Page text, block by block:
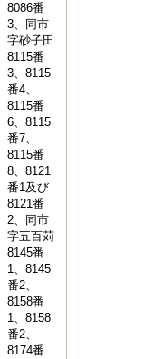
8086番
3、同市
字砂子田
8115番
3、8115
番4、
8115番
6、8115
番7、
8115番
8、8121
番1及び
8121番
2、同市
字五百苅
8145番
1、8145
番2、
8158番
1、8158
番2、
8174番